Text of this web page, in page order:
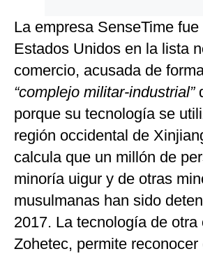
La empresa SenseTime
Estados Unidos en la lista
comercio, acusada de
“complejo militar-industrial”
porque su tecnología se
región occidental de
calcula que un millón de
minoría uigur y de otras
musulmanas han sido
2017. La tecnología de otra
Zohetec, permite